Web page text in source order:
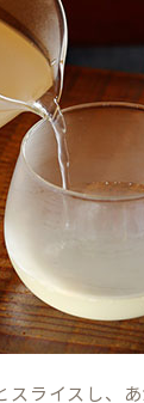
ライスし、